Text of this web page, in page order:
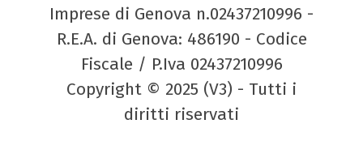
Imprese di Genova n.02437210996 -
R.E.A. di Genova: 486190 - Codice
Fiscale / P.Iva 02437210996
Copyright © 2025 (V3) - Tutti i
diritti riservati